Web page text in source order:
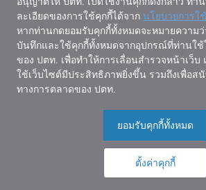
สถาบันลูกโลกสีเขียว
555 อาคาร 1 ชั้น 5 ถนนวิภาวดีรังสิต เขตจตุจักร
เว็บไซต์นี้ใช้งานได้ดีกับ Chrome, Firefox, Safari และ
ละเอียดของการใช้คุกกี้ได้จาก นโยบายการใ
หากท่านกดยอมรับคุกกี้ทั้งหมดจะหมายความ
บันทึกและใช้คุกกี้ทั้งหมดจากอุปกรณ์ที่ท่านใช้
ของ ปตท. เพื่อทำให้การเลื่อนสำรวจหน้าเว็บ
ใช้เว็บไซต์มีประสิทธิภาพยิ่งขึ้น รวมถึงเพื่อส
ทางการตลาดของ ปตท.
ตั้งค่าคุกกี้
ยอมรับคุกกี้ทั้งหมด